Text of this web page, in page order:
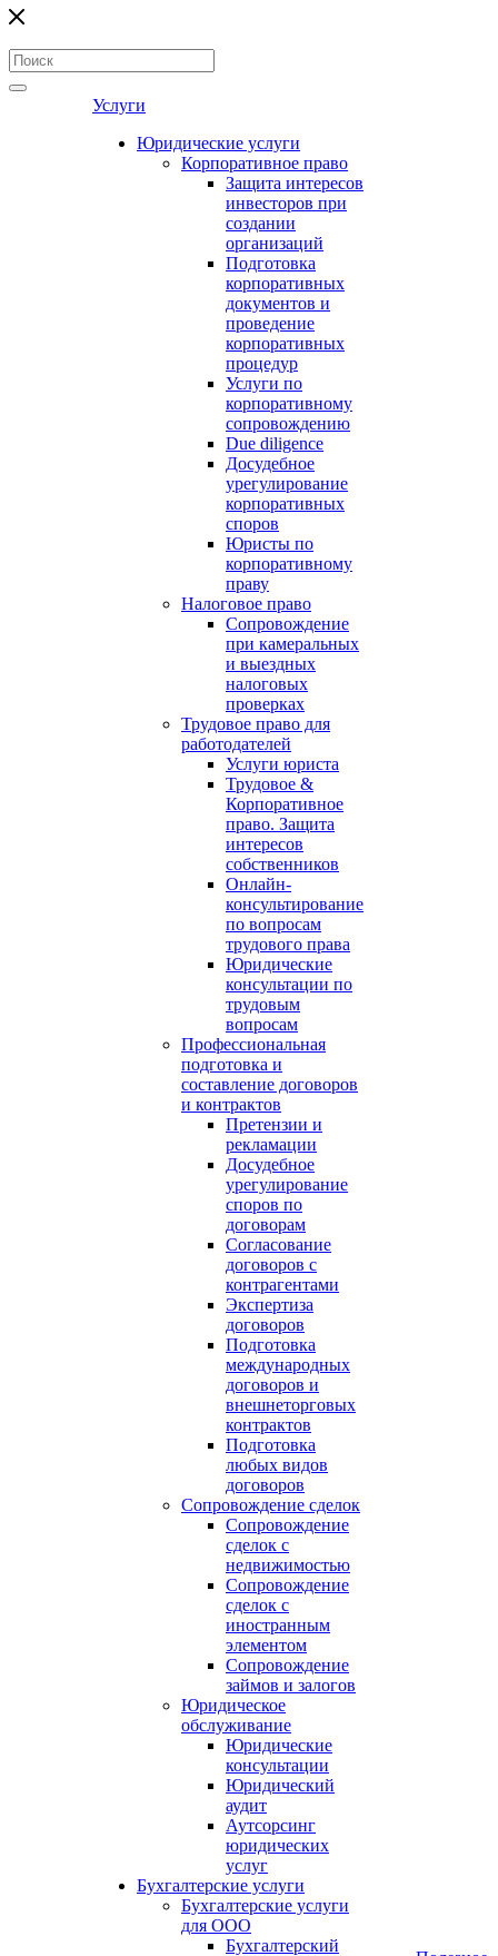
Услуги
Юридические услуги
Корпоративное право
Защита интересов
инвесторов при
создании
организаций
Подготовка
корпоративных
документов и
проведение
корпоративных
процедур
Услуги по
корпоративному
сопровождению
Due diligence
Досудебное
урегулирование
корпоративных
споров
Юристы по
корпоративному
праву
Налоговое право
Сопровождение
при камеральных
и выездных
налоговых
проверках
Трудовое право для
работодателей
Услуги юриста
Трудовое &
Корпоративное
право. Защита
интересов
собственников
Онлайн-
консультирование
по вопросам
трудового права
Юридические
консультации по
трудовым
вопросам
Профессиональная
подготовка и
составление договоров
и контрактов
Претензии и
рекламации
Досудебное
урегулирование
споров по
договорам
Согласование
договоров с
контрагентами
Экспертиза
договоров
Подготовка
международных
договоров и
внешнеторговых
контрактов
Подготовка
любых видов
договоров
Сопровождение сделок
Сопровождение
сделок с
недвижимостью
Сопровождение
сделок с
иностранным
элементом
Сопровождение
займов и залогов
Юридическое
обслуживание
Юридические
консультации
Юридический
аудит
Аутсорсинг
юридических
услуг
Бухгалтерские услуги
Бухгалтерские услуги
для ООО
Бухгалтерский